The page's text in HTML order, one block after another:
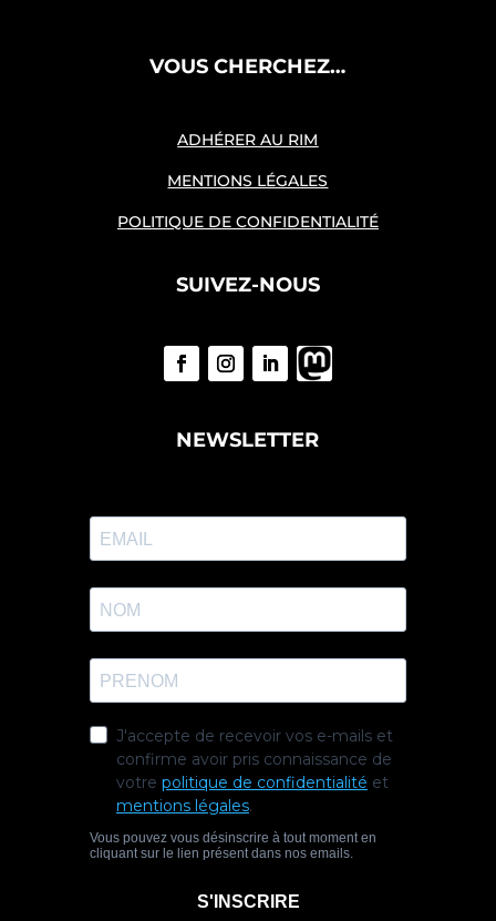
VOUS CHERCHEZ…
ADHÉRER AU RIM
MENTIONS LÉGALES
POLITIQUE DE CONFIDENTIALITÉ
SUIVEZ-NOUS
NEWSLETTER